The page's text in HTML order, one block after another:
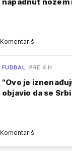
Komentariši
FUDBAL PRE 4 H
"Ovo je
objavio da se
Komentariši